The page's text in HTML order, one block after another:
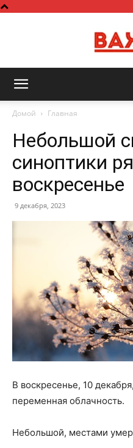
Домой Главная
Небольшой
синоптики
воскресенье
9 декабря, 2023
В воскресенье, 10
переменная облачность.
Небольшой, местами